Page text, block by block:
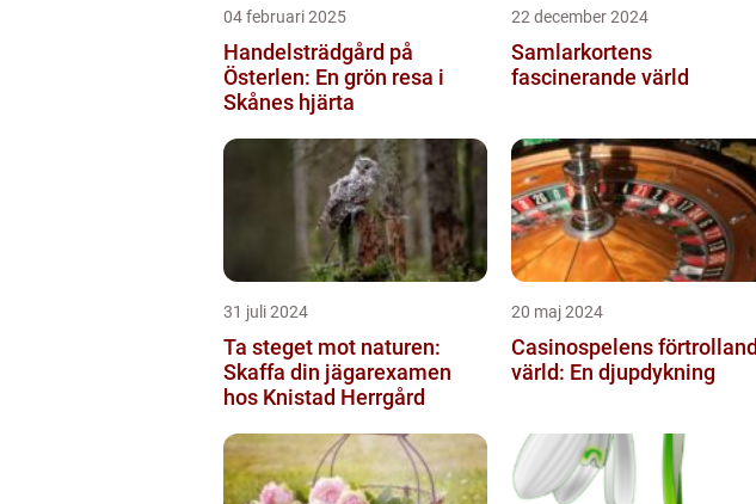
04 februari 2025
Handelsträdgård på
Österlen: En grön resa i
Skånes hjärta
22 december 2024
Samlarkortens
fascinerande värld
31 juli 2024
Ta steget mot naturen:
Skaffa din jägarexamen
hos Knistad Herrgård
20 maj 2024
Casinospelens
värld: En djupdykning